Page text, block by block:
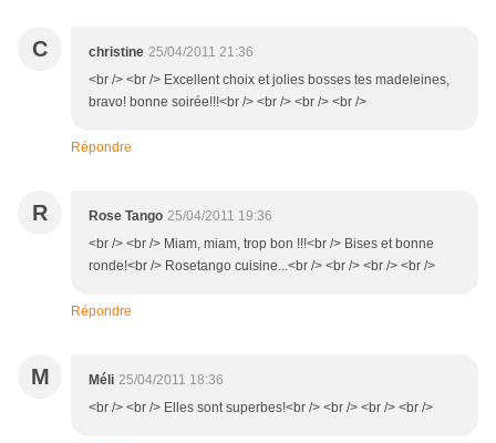
C christine 25/04/2011 21:36
<br /> <br /> Excellent choix et jolies bosses tes madeleines,
bravo! bonne soirée!!!<br /> <br /> <br /> <br />
Répondre
R Rose Tango 25/04/2011 19:36
<br /> <br /> Miam, miam, trop bon !!!<br /> Bises et bonne
ronde!<br /> Rosetango cuisine...<br /> <br /> <br /> <br />
Répondre
M Méli 25/04/2011 18:36
<br /> <br /> Elles sont superbes!<br /> <br /> <br /> <br />